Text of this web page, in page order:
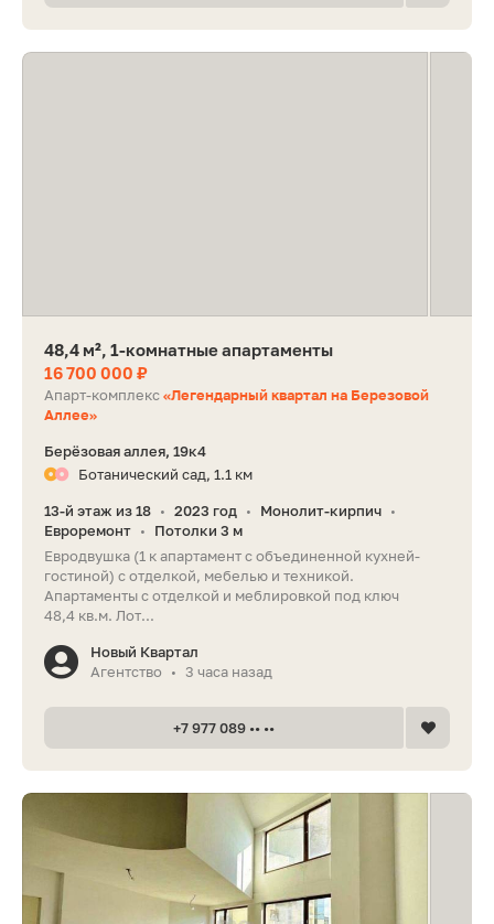
48,4 м², 1-комнатные апартаменты
16 700 000 ₽
Апарт-комплекс«Легендарный квартал на Березовой
Аллее»
Берёзовая аллея, 19к4
Ботанический сад, 1.1 км
13-й этаж из 18 • 2023 год • Монолит-кирпич •
Евроремонт •
Потолки 3 м
Евродвушка (1 к апартамент с объединенной кухней-
гостиной) с отделкой, мебелью и техникой.
Апартаменты с отделкой и меблировкой под ключ
48,4 кв.м. Лот...
Новый Квартал
Агентство
• 3 часа назад
+7 977 089 •• ••